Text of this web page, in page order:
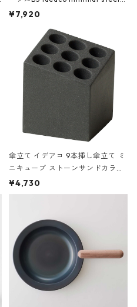
urniture WALL Table B5 ネイビー
¥7,920
傘立て イデアコ 9本挿し傘立て ミ
ニキューブ ストーンサンドカラー
石調 ideaco Umbrella Stand CUB
E ストーンサンドブラック
¥4,730